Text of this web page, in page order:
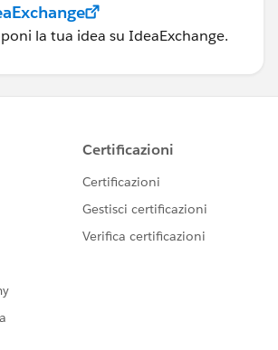
la tua idea su IdeaExchange.